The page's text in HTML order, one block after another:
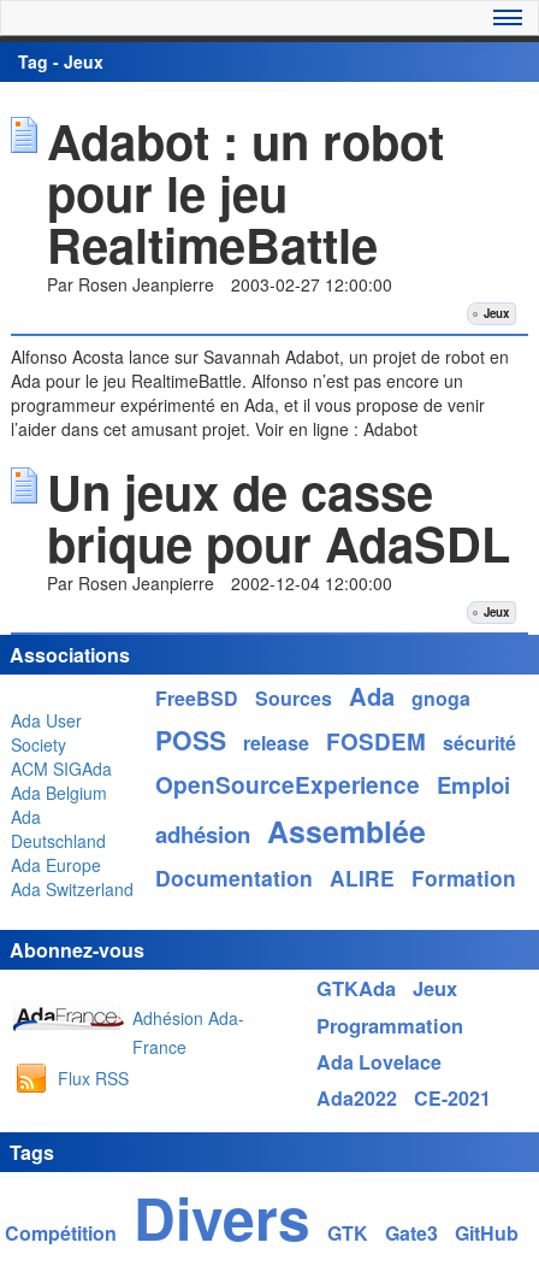
Tag - Jeux
Adabot : un robot
pour le jeu
RealtimeBattle
Par Rosen Jeanpierre 2003-02-27 12:00:00
Jeux
Alfonso Acosta lance sur Savannah Adabot, un projet de robot en
Ada pour le jeu RealtimeBattle. Alfonso n’est pas encore un
programmeur expérimenté en Ada, et il vous propose de venir
l’aider dans cet amusant projet. Voir en ligne : Adabot
Un jeux de casse
brique pour AdaSDL
Par Rosen Jeanpierre 2002-12-04 12:00:00
Jeux
Associations
Ada User
Society
ACM SIGAda
Ada Belgium
Ada
Deutschland
Ada Europe
Ada Switzerland
Abonnez-vous
Adhésion Ada-
France
Flux RSS
Tags
FreeBSD Sources Ada gnoga
POSS release FOSDEM sécurité
OpenSourceExperience Emploi
adhésion Assemblée
Documentation ALIRE Formation
GTKAda Jeux
Programmation
Ada Lovelace
Ada2022
CE-2021
Compétition Divers GTK Gate3
GitHub